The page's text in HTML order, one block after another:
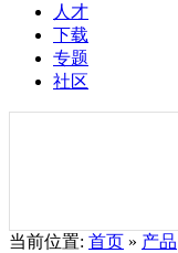
人才
下载
专题
社区
当前位置: 首页 » 产品